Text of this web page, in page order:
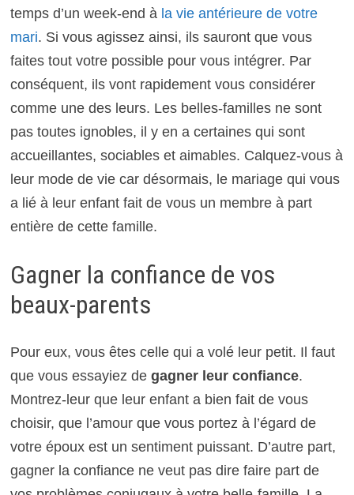
temps d’un week-end à la vie antérieure de votre
mari. Si vous agissez ainsi, ils sauront que vous
faites tout votre possible pour vous intégrer. Par
conséquent, ils vont rapidement vous considérer
comme une des leurs. Les belles-familles ne sont
pas toutes ignobles, il y en a certaines qui sont
accueillantes, sociables et aimables. Calquez-vous à
leur mode de vie car désormais, le mariage qui vous
a lié à leur enfant fait de vous un membre à part
entière de cette famille.
Gagner la confiance de vos
beaux-parents
Pour eux, vous êtes celle qui a volé leur petit. Il faut
que vous essayiez de gagner leur confiance.
Montrez-leur que leur enfant a bien fait de vous
choisir, que l’amour que vous portez à l’égard de
votre époux est un sentiment puissant. D’autre part,
gagner la confiance ne veut pas dire faire part de